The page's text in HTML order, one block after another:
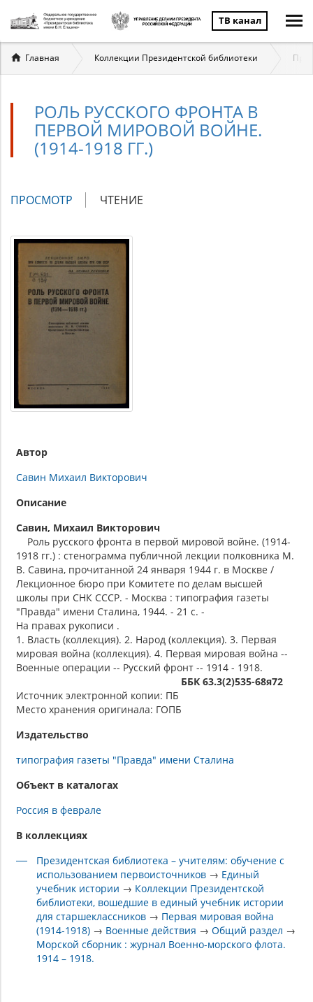
ТВ канал
Вы
здесь
Главная Коллекции Президентской библиотеки
РОЛЬ РУССКОГО ФРОНТА В
ПЕРВОЙ МИРОВОЙ ВОЙНЕ.
(1914-1918 ГГ.)
Главные
ПРОСМОТР (АКТИВНАЯ
ЧТЕНИЕ
Автор
Савин Михаил Викторович
Описание
Савин, Михаил Викторович
Роль русского фронта в первой мировой войне. (1914-
1918 гг.) : стенограмма публичной лекции полковника М.
В. Савина, прочитанной 24 января 1944 г. в Москве /
Лекционное бюро при Комитете по делам высшей
школы при СНК СССР. - Москва : типография газеты
"Правда" имени Сталина, 1944. - 21 с. -
На правах рукописи .
1. Власть (коллекция). 2. Народ (коллекция). 3. Первая
мировая война (коллекция). 4. Первая мировая война --
Военные операции -- Русский фронт -- 1914 - 1918.
ББК 63.3(2)535-68я72
Источник электронной копии: ПБ
Место хранения оригинала: ГОПБ
Издательство
типография газеты "Правда" имени Сталина
Объект в каталогах
Россия в феврале
В коллекциях
Президентская библиотека – учителям: обучение с
использованием первоисточников → Единый
учебник истории → Коллекции Президентской
библиотеки, вошедшие в единый учебник истории
для старшеклассников → Первая мировая война
(1914-1918) → Военные действия →Общий раздел →
Морской сборник : журнал Военно-морского флота.
1914 – 1918.